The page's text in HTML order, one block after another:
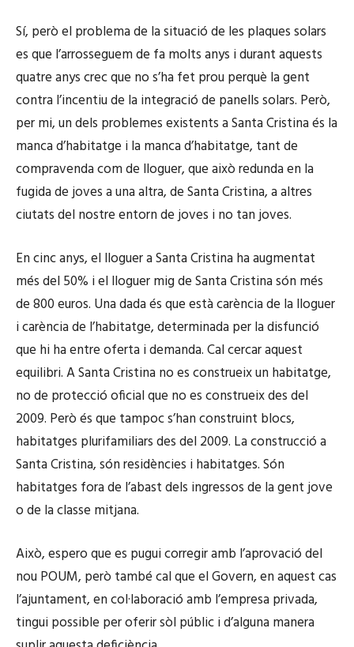
Sí, però el problema de la situació de les plaques solars
es que l’arrosseguem de fa molts anys i durant aquests
quatre anys crec que no s’ha fet prou perquè la gent
contra l’incentiu de la integració de panells solars. Però,
per mi, un dels problemes existents a Santa Cristina és la
manca d’habitatge i la manca d’habitatge, tant de
compravenda com de lloguer, que això redunda en la
fugida de joves a una altra, de Santa Cristina, a altres
ciutats del nostre entorn de joves i no tan joves.
En cinc anys, el lloguer a Santa Cristina ha augmentat
més del 50% i el lloguer mig de Santa Cristina són més
de 800 euros. Una dada és que està carència de la lloguer
i carència de l’habitatge, determinada per la disfunció
que hi ha entre oferta i demanda. Cal cercar aquest
equilibri. A Santa Cristina no es construeix un habitatge,
no de protecció oficial que no es construeix des del
2009. Però és que tampoc s’han construint blocs,
habitatges plurifamiliars des del 2009. La construcció a
Santa Cristina, són residències i habitatges. Són
habitatges fora de l’abast dels ingressos de la gent jove
o de la classe mitjana.
Això, espero que es pugui corregir amb l’aprovació del
nou POUM, però també cal que el Govern, en aquest cas
l’ajuntament, en col·laboració amb l’empresa privada,
tingui possible per oferir sòl públic i d’alguna manera